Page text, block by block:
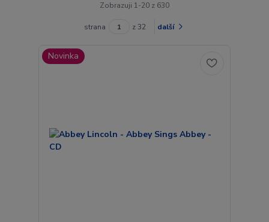
Zobrazuji 1-20 z 630
strana z 32 další
Novinka